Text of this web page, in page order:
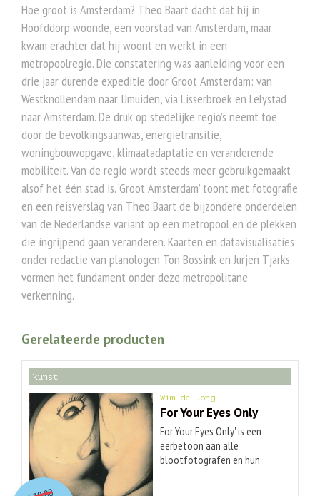
Hoe groot is Amsterdam? Theo Baart dacht dat hij in
Hoofddorp woonde, een voorstad van Amsterdam, maar
kwam erachter dat hij woont en werkt in een
metropoolregio. Die constatering was aanleiding voor een
drie jaar durende expeditie door Groot Amsterdam: van
Westknollendam naar IJmuiden, via Lisserbroek en Lelystad
naar Amsterdam. De druk op stedelijke regio’s neemt toe
door de bevolkingsaanwas, energietransitie,
woningbouwopgave, klimaatadaptatie en veranderende
mobiliteit. Van de regio wordt steeds meer gebruikgemaakt
alsof het één stad is. ‘Groot Amsterdam’ toont met fotografie
en een reisverslag van Theo Baart de bijzondere onderdelen
van de Nederlandse variant op een metropool en de plekken
die ingrijpend gaan veranderen. Kaarten en datavisualisaties
onder redactie van planologen Ton Bossink en Jurjen Tjarks
vormen het fundament onder deze metropolitane
verkenning.
Gerelateerde producten
kunst
Wim de Jong
For Your Eyes Only
For Your Eyes Only' is een
eerbetoon aan alle
blootfotografen en hun
O
orspr
onkelijke
Huidige